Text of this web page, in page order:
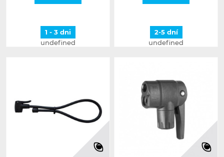
1 - 3 dni
undefined
2-5 dní
undefined